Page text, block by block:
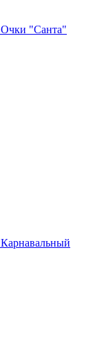
Очки "Санта"
Карнавальный